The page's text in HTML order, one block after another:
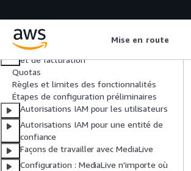
Mise en route
Comment MediaLive fonctionne
Tarifs et réservations
Présentation des rapports d’utilisation
et de facturation
Quotas
Règles et limites des fonctionnalités
Étapes de configuration préliminaires
Autorisations IAM pour les utilisateurs
Autorisations IAM pour une entité de
confiance
Façons de travailler avec MediaLive
Configuration : MediaLive n'importe où